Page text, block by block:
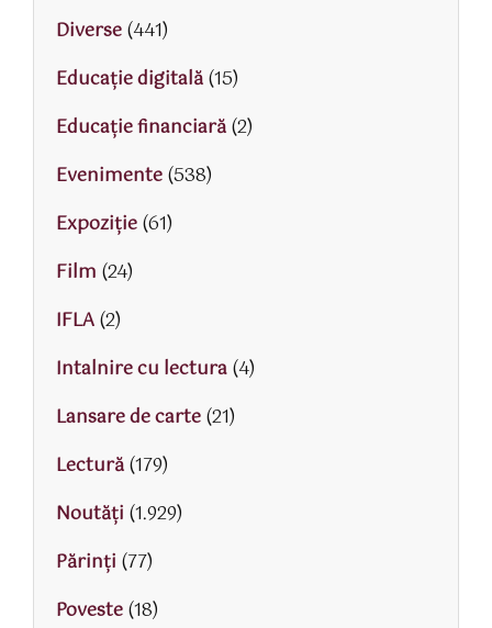
Diverse(441)
Educaţie digitală(15)
Educaţie financiară(2)
Evenimente(538)
Expoziție(61)
Film (24)
IFLA(2)
Intalnire cu lectura(4)
Lansare de carte(21)
Lectură(179)
Noutăți (1.929)
Părinţi (77)
Poveste(18)